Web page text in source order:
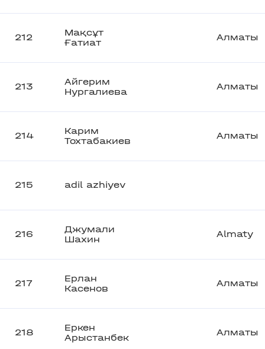
212
Мақсұт
Ғатиат
Алматы
213
Айгерим
Нургалиева
Алматы
214
Карим
Тохтабакиев
Алматы
215 adil azhiyev
216
Джумали
Шахин
Almaty
217
Ерлан
Касенов
Алматы
218
Еркен
Арыстанбек
Алматы